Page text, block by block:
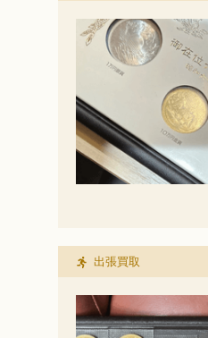
出張買取